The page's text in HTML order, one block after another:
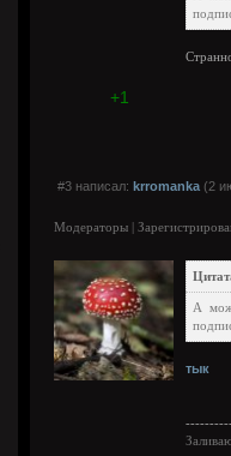
+1
#3 написал: krromanka (2
Модераторы |
А
тык